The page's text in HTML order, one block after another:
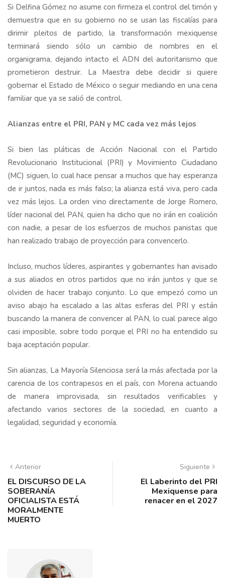
Si Delfina Gómez no asume con firmeza el control del timón y
demuestra que en su gobierno no se usan las fiscalías para
dirimir pleitos de partido, la transformación mexiquense
terminará siendo sólo un cambio de nombres en el
organigrama, dejando intacto el ADN del autoritarismo que
prometieron destruir. La Maestra debe decidir si quiere
gobernar el Estado de México o seguir mediando en una cena
familiar que ya se salió de control.
Alianzas entre el PRI, PAN y MC cada vez más lejos
Si bien las pláticas de Acción Nacional con el Partido
Revolucionario Institucional (PRI) y Movimiento Ciudadano
(MC) siguen, lo cual hace pensar a muchos que hay esperanza
de ir juntos, nada es más falso; la alianza está viva, pero cada
vez más lejos. La orden vino directamente de Jorge Romero,
líder nacional del PAN, quien ha dicho que no irán en coalición
con nadie, a pesar de los esfuerzos de muchos panistas que
han realizado trabajo de proyección para convencerlo.
Incluso, muchos líderes, aspirantes y gobernantes han avisado
a sus aliados en otros partidos que no irán juntos y que se
olviden de hacer trabajo conjunto. Lo que empezó como un
aviso abajo ha escalado a las altas esferas del PRI y están
buscando la manera de convencer al PAN, lo cual parece algo
casi imposible, sobre todo porque el PRI no ha entendido su
baja aceptación popular.
Sin alianzas, La Mayoría Silenciosa será la más afectada por la
carencia de los contrapesos en el país, con Morena actuando
de manera improvisada, sin resultados verificables y
afectando varios sectores de la sociedad, en cuanto a
legalidad, seguridad y economía.
Anterior
EL DISCURSO DE LA
SOBERANÍA
OFICIALISTA ESTÁ
MORALMENTE
MUERTO
Siguiente
El Laberinto del PRI
Mexiquense para
renacer en el 2027